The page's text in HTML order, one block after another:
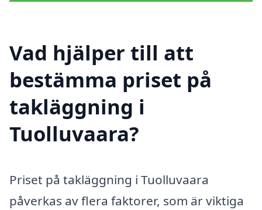
Vad hjälper till att
bestämma priset på
takläggning i
Tuolluvaara?
Priset på takläggning i Tuolluvaara
påverkas av flera faktorer, som är viktiga